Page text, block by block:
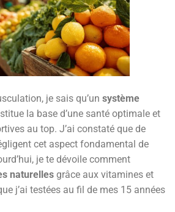
je sais qu’un système
la base d’une santé optimale et
au top. J’ai constaté que de
cet aspect fondamental de
je te dévoile comment
naturelles grâce aux vitamines et
j’ai testées au fil de mes 15 années